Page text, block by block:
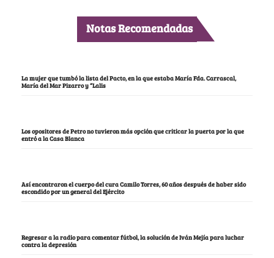
Notas Recomendadas
La mujer que tumbó la lista del Pacto, en la que estaba María Fda. Carrascal,
María del Mar Pizarro y “Lalis
Los opositores de Petro no tuvieron más opción que criticar la puerta por la que
entró a la Casa Blanca
Así encontraron el cuerpo del cura Camilo Torres, 60 años después de haber sido
escondido por un general del Ejército
Regresar a la radio para comentar fútbol, la solución de Iván Mejía para luchar
contra la depresión